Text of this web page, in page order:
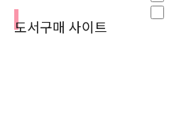
도서구매 사이트